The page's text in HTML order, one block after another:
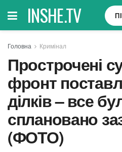
INSHE.TV
Головна Кримінал
Прострочені
фронт
ділків – все
сплановано
(ФОТО)